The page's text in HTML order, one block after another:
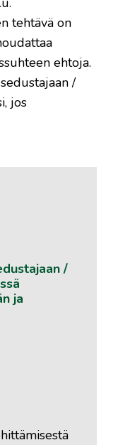
tehtävä on
ehtoja.
/
jos
/
ja